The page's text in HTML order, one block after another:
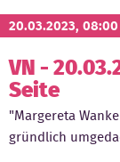
Blog
Angebot
Wissenswertes
Der Verein
20.03.2023,
VN -
Seite
"Margereta
gründlich